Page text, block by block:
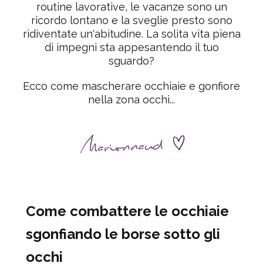
routine lavorative, le vacanze sono un
ricordo lontano e la sveglie presto sono
ridiventate un'abitudine. La solita vita piena
di impegni sta appesantendo il tuo
sguardo?
Ecco come mascherare occhiaie e gonfiore
nella zona occhi...
Come combattere le occhiaie
sgonfiando le borse sotto gli
occhi